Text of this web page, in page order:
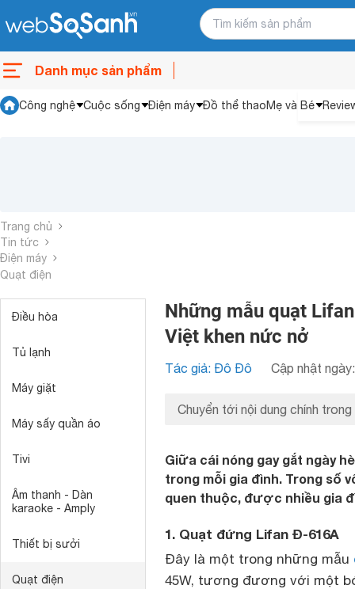
Danh mục sản phẩm
Công nghệ Cuộc sống Điện máy Đồ thể thaoMẹ và Bé
Trang chủ
Tin tức
Điện máy
Quạt điện
Điều hòa
Tủ lạnh
Máy giặt
Máy sấy quần áo
Tivi
Âm thanh - Dàn
karaoke - Amply
Thiết bị sưởi
Quạt điện
Những mẫu quạt
Việt khen nức nở
Tác giả: Đô Đô Cập nhật
Chuyển tới nội dung chính
Giữa cái nóng gay gắt ngày
trong mỗi gia đình. Trong số
quen thuộc, được nhiều gia
1. Quạt đứng Lifan Đ-616A
Đây là một trong những mẫu
45W, tương đương với một